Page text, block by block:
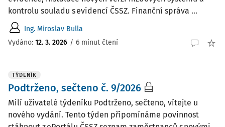
kontrolu souladu s evidencí ČSSZ. Finanční správa ...
Ing. Miroslav Bulla
Vydáno: 12. 3. 2026 / 6 minut čtení
TÝDENÍK
Podtrženo, sečteno č. 9/2026
Milí uživatelé týdeníku Podtrženo, sečteno, vítejte u
nového vydání. Tento týden připomínáme povinnost